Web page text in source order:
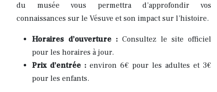
du musée vous permettra d’approfondir vos
connaissances sur le Vésuve et son impact sur l’histoire.
Horaires d’ouverture :Consultez le site officiel
pour les horaires à jour.
Prix d’entrée :environ 6€ pour les adultes et 3€
pour les enfants.